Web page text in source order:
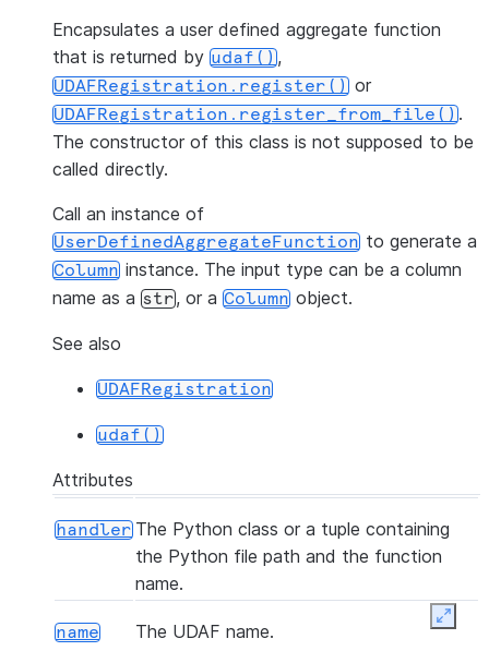
Encapsulates a user defined aggregate function
that is returned by udaf(),
UDAFRegistration.register() or
UDAFRegistration.register_from_file().
The constructor of this class is not supposed to be
called directly.
Call an instance of
UserDefinedAggregateFunction to generate a
Column instance. The input type can be a column
name as a str, or a Column object.
See also
UDAFRegistration
udaf()
Attributes
handler The Python class or a tuple containing
the Python file path and the function
name.
name The UDAF name.